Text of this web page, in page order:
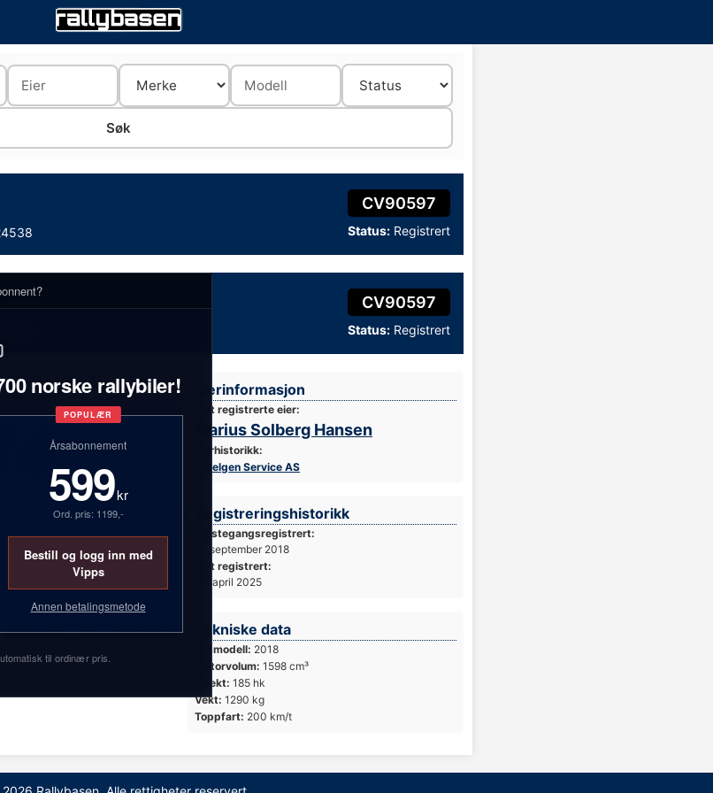
CV90597
Status: Registrert
norske rallybiler!
POPULÆR
Årsabonnement
599kr
Ord. pris: 1199,-
Bestill og logg inn med
Vipps
Annen betalingsmetode
til ordinær pris.
CV90597
Status: Registrert
Foto: Simen Næss Hagen / Parc Fermé
Eierinformasjon
Sist registrerte eier:
Marius Solberg Hansen
Eierhistorikk:
Belgen Service AS
Registreringshistorikk
Førstegangsregistrert:
11. september 2018
Sist registrert:
14. april 2025
Tekniske data
Årsmodell: 2018
Motorvolum: 1598 cm³
Effekt: 185 hk
Vekt: 1290 kg
Toppfart: 200 km/t